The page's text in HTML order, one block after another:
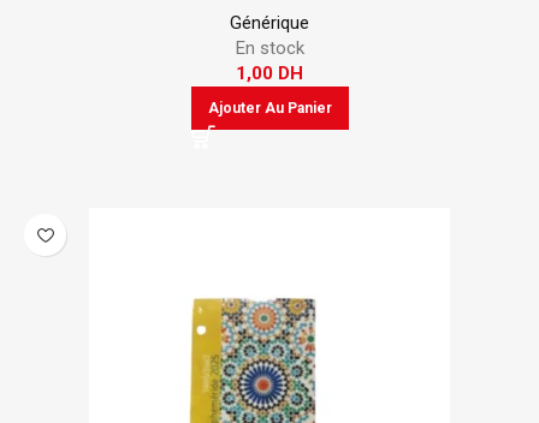
Générique
En stock
1,00 DH
Ajouter Au Panier